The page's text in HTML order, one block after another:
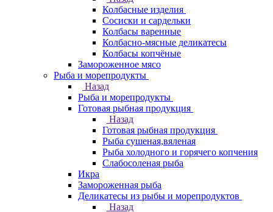
Колбасные изделия
Сосиски и сардельки
Колбасы варенные
Колбасно-мясные деликатесы
Колбасы копчёные
Замороженное мясо
Рыба и морепродукты
Назад
Рыба и морепродукты
Готовая рыбная продукция
Назад
Готовая рыбная продукция
Рыба сушеная,вяленая
Рыба холодного и горячего копчения
Слабосоленая рыба
Икра
Замороженная рыба
Деликатесы из рыбы и морепродуктов
Назад